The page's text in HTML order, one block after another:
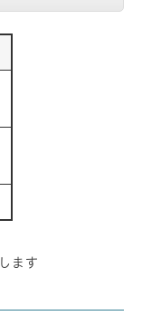
ます